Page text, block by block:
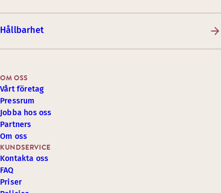
Hållbarhet
KUNDSERVICE
Kontakta oss
FAQ
Priser
OM OSS
Vårt företag
Pressrum
Jobba hos oss
Partners
Om oss